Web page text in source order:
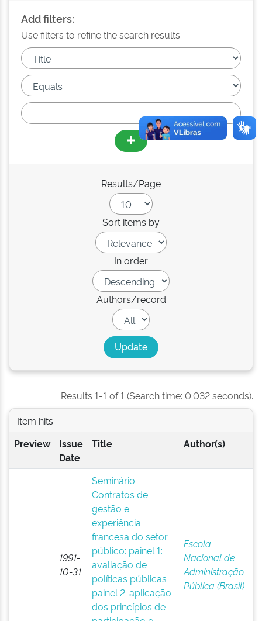
Add filters:
Use filters to refine the search results.
Results/Page
Sort items by
In order
Authors/record
Results 1-1 of 1 (Search time: 0.032 seconds).
Item hits:
Preview
Issue
Date
Title Author(s)
1991-
10-31
Seminário
Contratos de
gestão e
experiência
francesa do setor
público: painel 1:
avaliação de
políticas públicas :
painel 2: aplicação
dos princípios de
Escola
Nacional de
Administração
Pública (Brasil)